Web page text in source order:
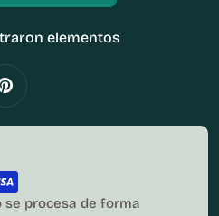
elementos
procesa de forma